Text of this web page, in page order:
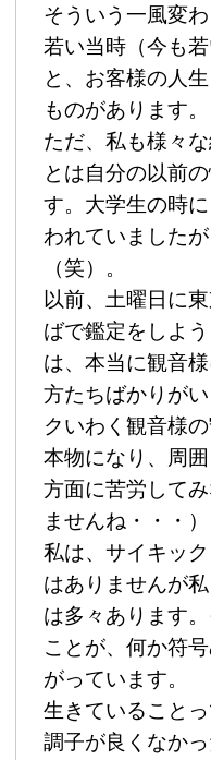
そういう一風変
若い当時（今も
と、お客様の人
ものがあります。
ただ、私も様々
とは自分の以前
す。大学生の時
われていました
（笑）。
以前、土曜日に
ばで鑑定をしよ
は、本当に観音
方たちばかりが
クいわく観音様
本物になり、周
方面に苦労して
ませんね・・・）
私は、サイキッ
はありませんが
は多々あります
ことが、何か符
がっています。
生きていること
調子が良くなか